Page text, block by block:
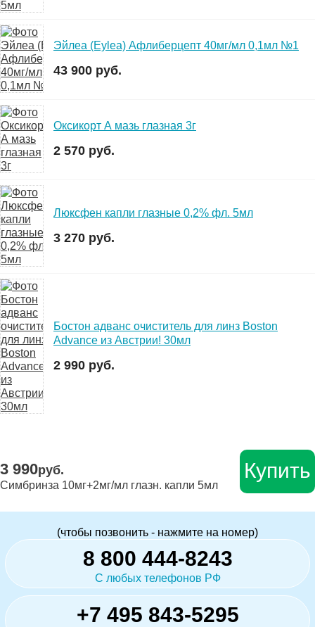
Эйлеа (Eylea) Афлиберцепт 40мг/мл 0,1мл №1
43 900 руб.
Оксикорт А мазь глазная 3г
2 570 руб.
Люксфен капли глазные 0,2% фл. 5мл
3 270 руб.
Бостон адванс очиститель для линз Boston
Advance из Австрии! 30мл
2 990 руб.
3 990руб.
Симбринза 10мг+2мг/мл глазн. капли 5мл
Купить
(чтобы позвонить - нажмите на номер)
8 800 444-8243
С любых телефонов РФ
+7 495 843-5295